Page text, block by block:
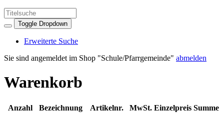
Toggle Dropdown
Erweiterte Suche
Sie sind angemeldet im Shop "Schule/Pfarrgemeinde" abmelden
Warenkorb
Anzahl Bezeichnung Artikelnr. MwSt. Einzelpreis Summe